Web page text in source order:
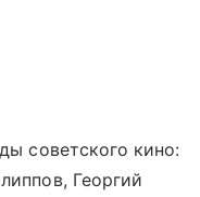
советского кино:
Георгий